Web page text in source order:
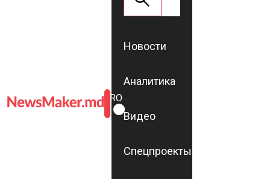
ROMÂNĂ
RU
Новости
Аналитика
Видео
Спецпроекты